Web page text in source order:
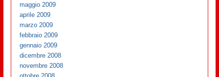
maggio 2009
aprile 2009
marzo 2009
febbraio 2009
gennaio 2009
dicembre 2008
novembre 2008